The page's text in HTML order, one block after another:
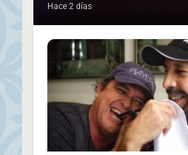
Hace 2 días